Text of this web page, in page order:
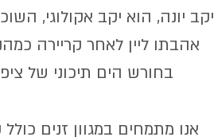
יקב יונה, הוא יקב אקולוגי,
אהבתו ליין לאחר קריירה
בחורש הים תיכוני של
אנו מתמחים במגוון זנים